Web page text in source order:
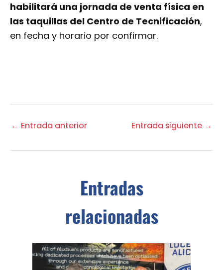
habilitará una jornada de venta física en
las taquillas del Centro de Tecnificación,
en fecha y horario por confirmar.
← Entrada anterior Entrada siguiente →
Entradas
relacionadas